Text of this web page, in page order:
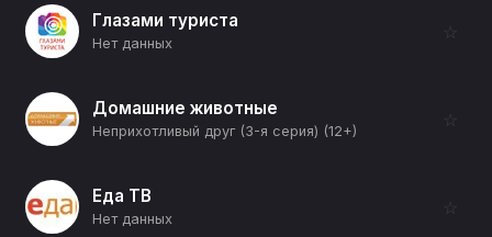
Глазами туриста
Нет данных
☆
Домашние животные
Неприхотливый друг (3-я серия) (12+)
☆
Еда ТВ
Нет данных
☆